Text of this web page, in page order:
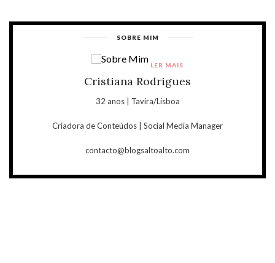
SOBRE MIM
Cristiana Rodrigues
32 anos | Tavira/Lisboa
Criadora de Conteúdos | Social Media Manager
contacto@blogsaltoalto.com
LER MAIS